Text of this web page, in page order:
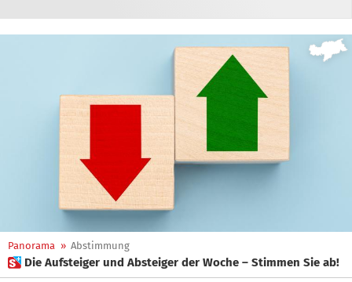
Panorama » Abstimmung
 Die Aufsteiger und Absteiger der Woche – Stimmen Sie ab!